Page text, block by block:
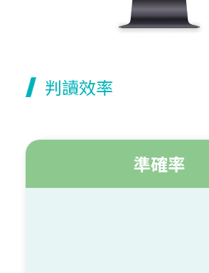
判讀效率
準確率